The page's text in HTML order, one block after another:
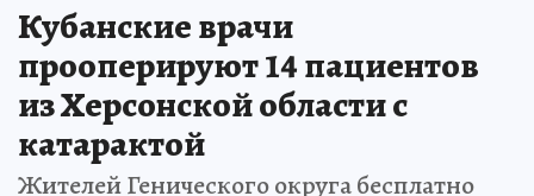
Кубанские врачи
прооперируют 14 пациентов
из Херсонской области с
катарактой
Жителей Генического округа бесплатно